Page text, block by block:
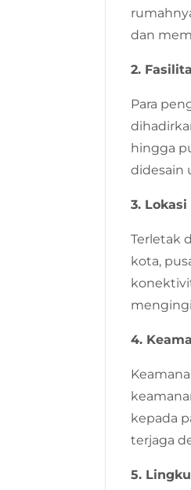
dan
2.
Para
hingga
didesain
3.
Terletak
kota,
4.
kepada
terjaga
5.